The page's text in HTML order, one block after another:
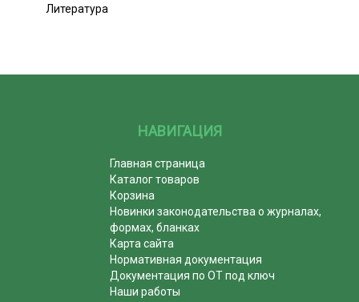
Литература
НАВИГАЦИЯ
Главная страница
Каталог товаров
Корзина
Новинки законодательства о журналах,
формах, бланках
Карта сайта
Нормативная документация
Документация по ОТ под ключ
Наши работы